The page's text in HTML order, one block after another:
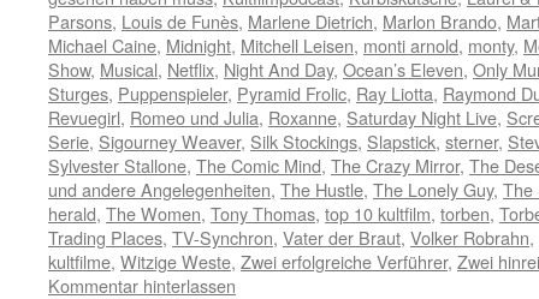
Parsons, Louis de Funès, Marlene Dietrich, Marlon Brando,
Michael Caine, Midnight, Mitchell Leisen, monti arnold, monty,
Show, Musical, Netflix, Night And Day, Ocean’s Eleven, Only
Sturges, Puppenspieler, Pyramid Frolic, Ray Liotta, Raymond
Revuegirl, Romeo und Julia, Roxanne, Saturday Night Live,
Serie, Sigourney Weaver, Silk Stockings, Slapstick, sterner,
Sylvester Stallone, The Comic Mind, The Crazy Mirror, The
und andere Angelegenheiten, The Hustle, The Lonely Guy, The
herald, The Women, Tony Thomas, top 10 kultfilm, torben,
Trading Places, TV-Synchron, Vater der Braut, Volker Robrahn,
kultfilme, Witzige Weste, Zwei erfolgreiche Verführer, Zwei
Kommentar hinterlassen